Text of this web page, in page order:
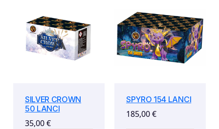
SILVER CROWN
50 LANCI
35,00€
SPYRO 154 LANCI
185,00€